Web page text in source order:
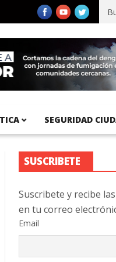
del Pacífico registra 92 %
SEGURIDAD
SUSCRIBETE
Suscribete y recibe
en tu correo
Email